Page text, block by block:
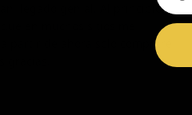
llegado genial. Al principio
en muchos sitios me
partir de ahora solo compraré